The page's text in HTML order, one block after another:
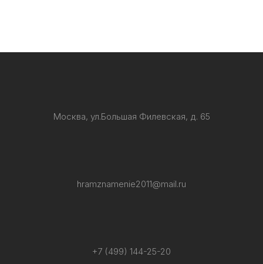
Москва, ул.Большая Филевская, д. 65
hramznamenie2011@mail.ru
+7 (499) 144-25-20